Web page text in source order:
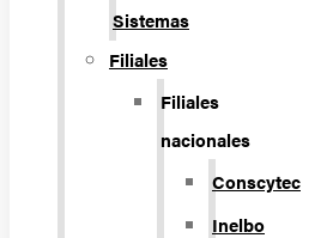
Sistemas
Filiales
Filiales
nacionales
Conscytec
Inelbo